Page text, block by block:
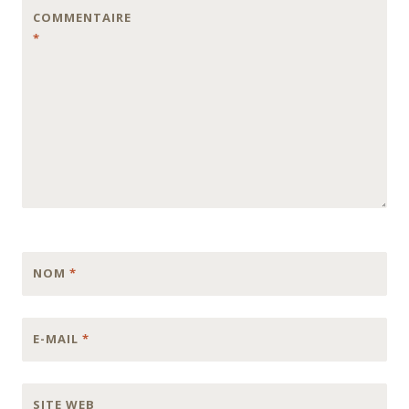
COMMENTAIRE
*
NOM *
E-MAIL *
SITE WEB